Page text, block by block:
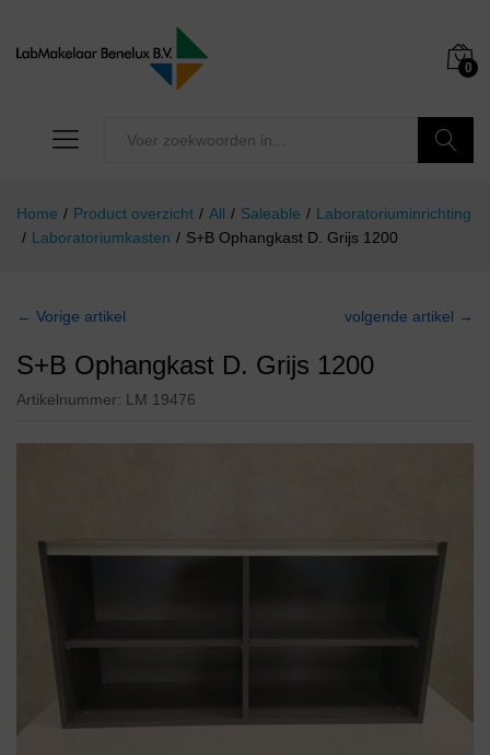
0
Home / Product overzicht / All / Saleable / Laboratoriuminrichting
/ Laboratoriumkasten / S+B Ophangkast D. Grijs 1200
← Vorige artikel volgende artikel →
S+B Ophangkast D. Grijs 1200
Artikelnummer: LM 19476